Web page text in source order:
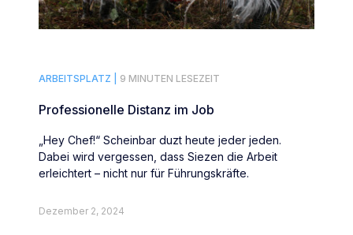
ARBEITSPLATZ | 9 MINUTEN LESEZEIT
Professionelle Distanz im Job
„Hey Chef!“ Scheinbar duzt heute jeder jeden.
Dabei wird vergessen, dass Siezen die Arbeit
erleichtert – nicht nur für Führungskräfte.
Dezember 2, 2024